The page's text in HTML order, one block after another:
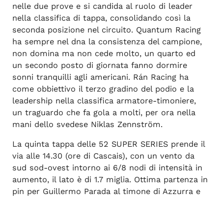
nelle due prove e si candida al ruolo di leader
nella classifica di tappa, consolidando così la
seconda posizione nel circuito. Quantum Racing
ha sempre nel dna la consistenza del campione,
non domina ma non cede molto, un quarto ed
un secondo posto di giornata fanno dormire
sonni tranquilli agli americani. Rán Racing ha
come obbiettivo il terzo gradino del podio e la
leadership nella classifica armatore-timoniere,
un traguardo che fa gola a molti, per ora nella
mani dello svedese Niklas Zennström.
La quinta tappa delle 52 SUPER SERIES prende il
via alle 14.30 (ore di Cascais), con un vento da
sud sod-ovest intorno ai 6/8 nodi di intensità in
aumento, il lato è di 1.7 miglia. Ottima partenza in
pin per Guillermo Parada al timone di Azzurra e